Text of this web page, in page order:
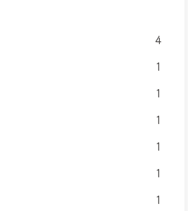
4
1
1
1
1
1
1